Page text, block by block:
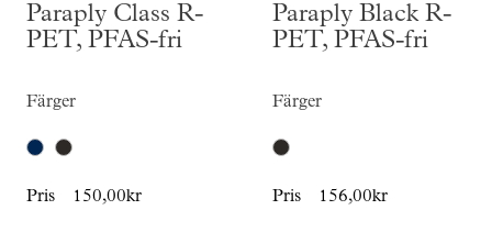
Paraply Class R-
PET, PFAS-fri
Färger
Pris 150,00kr
Paraply Black R-
PET, PFAS-fri
Färger
Pris 156,00kr